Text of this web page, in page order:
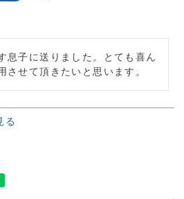
息子に送りました。とても喜ん
させて頂きたいと思います。
る